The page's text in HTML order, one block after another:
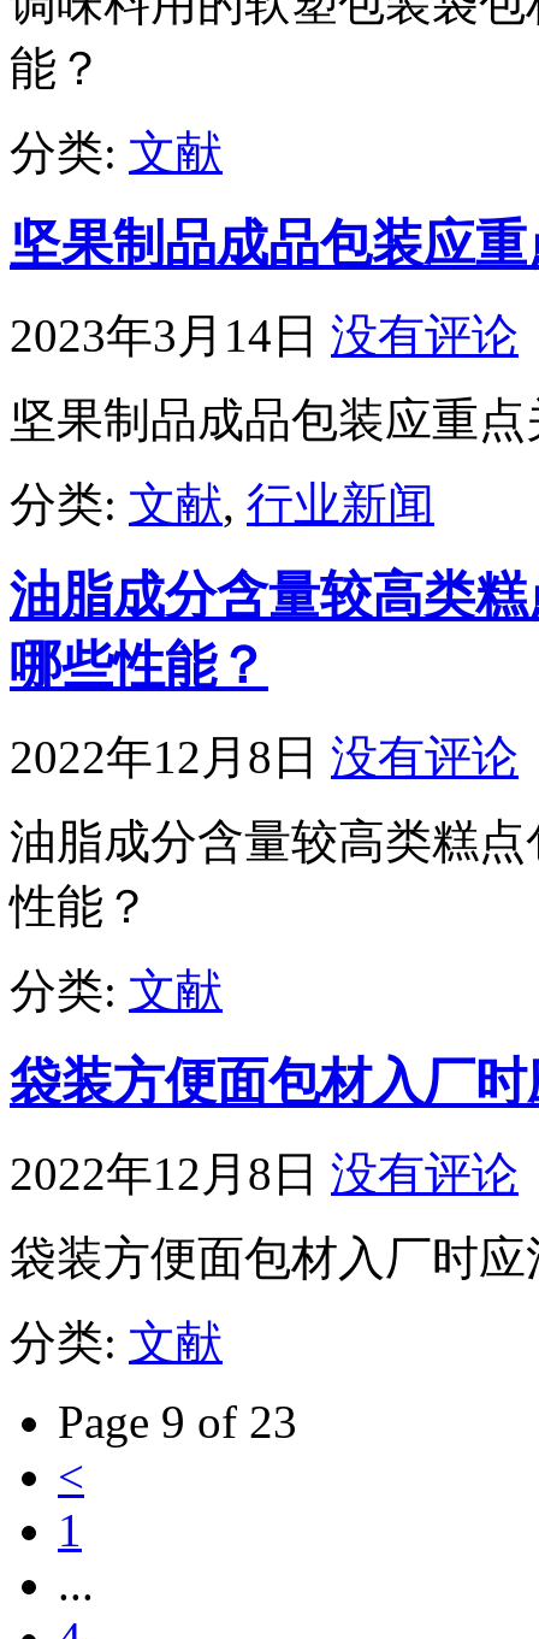
能？
分类: 文献
坚果制品成品包装应
2023年3月14日 没有评论
坚果制品成品包装应重
分类: 文献, 行业新闻
油脂成分含量较高类
哪些性能？
2022年12月8日 没有评论
油脂成分含量较高类糕
性能？
分类: 文献
袋装方便面包材入厂
2022年12月8日 没有评论
袋装方便面包材入厂时
分类: 文献
Page 9 of 23
<
1
...